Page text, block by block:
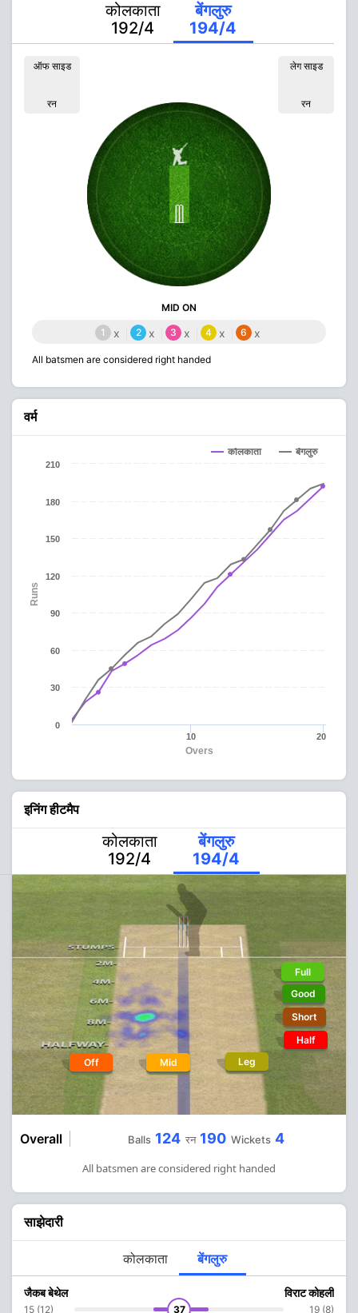
कोलकाता
192/4
बेंगलुरु
194/4
ऑफ साइड
रन
लेग साइड
रन
MID ON
1 x 2 x 3 x 4 x 6 x
All batsmen are considered right handed
वर्म
Overs
Runs
कोलकाता बेंगलुरु
10 20
0
30
60
90
120
150
180
210
इनिंग हीटमैप
कोलकाता
192/4
बेंगलुरु
194/4
Off Mid Leg
Full
Good
Short
Half
Overall Balls 124 रन 190 Wickets 4
All batsmen are considered right handed
साझेदारी
कोलकाता बेंगलुरु
जैकब बेथेल
15 (12) 37
विराट कोहली
19 (8)